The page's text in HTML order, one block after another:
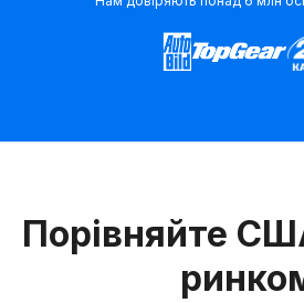
Порівняйте